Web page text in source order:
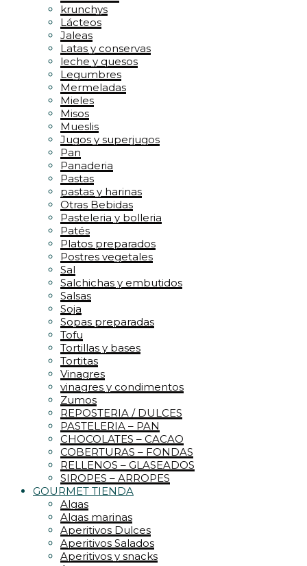
krunchys
Lácteos
Jaleas
Latas y conservas
leche y quesos
Legumbres
Mermeladas
Mieles
Misos
Mueslis
Jugos y superjugos
Pan
Panaderia
Pastas
pastas y harinas
Otras Bebidas
Pasteleria y bolleria
Patés
Platos preparados
Postres vegetales
Sal
Salchichas y embutidos
Salsas
Soja
Sopas preparadas
Tofu
Tortillas y bases
Tortitas
Vinagres
vinagres y condimentos
Zumos
REPOSTERIA / DULCES
PASTELERIA – PAN
CHOCOLATES – CACAO
COBERTURAS – FONDAS
RELLENOS – GLASEADOS
SIROPES – ARROPES
GOURMET TIENDA
Algas
Algas marinas
Aperitivos Dulces
Aperitivos Salados
Aperitivos y snacks